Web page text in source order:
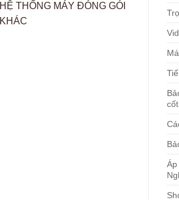
HỆ THỐNG MÁY ĐÓNG GÓI
KHÁC